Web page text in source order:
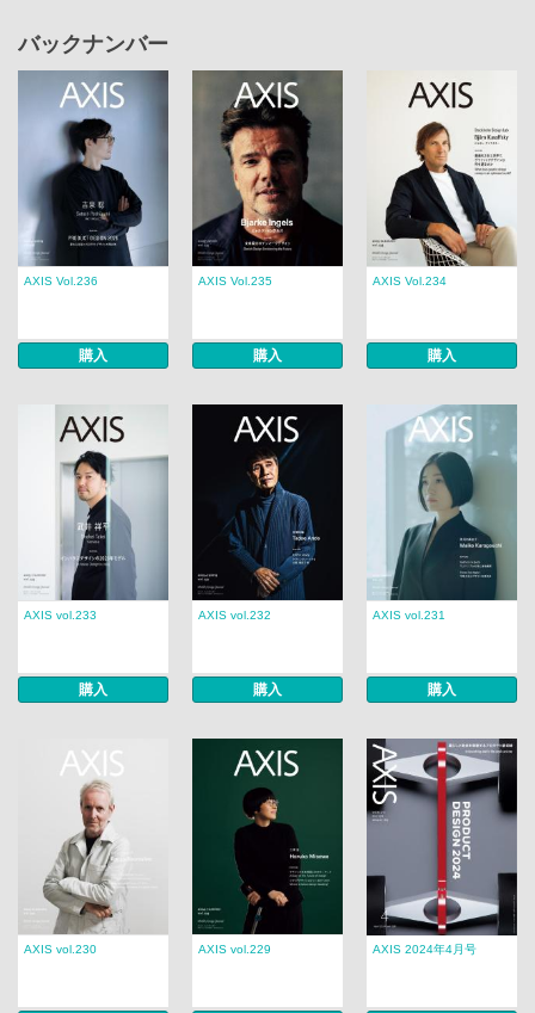
バックナンバー
AXIS Vol.236
購入
AXIS Vol.235
購入
AXIS Vol.234
購入
AXIS vol.233
購入
AXIS vol.232
購入
AXIS vol.231
購入
AXIS vol.230 AXIS vol.229 AXIS 2024年4月号